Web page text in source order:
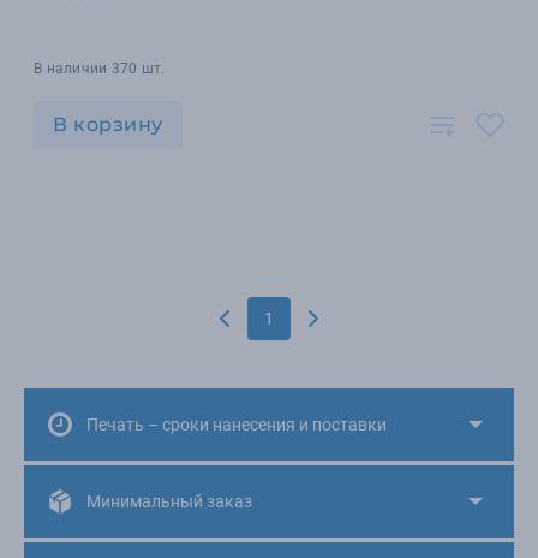
В наличии 370 шт.
В корзину
1
Печать – сроки нанесения и поставки
Минимальный заказ